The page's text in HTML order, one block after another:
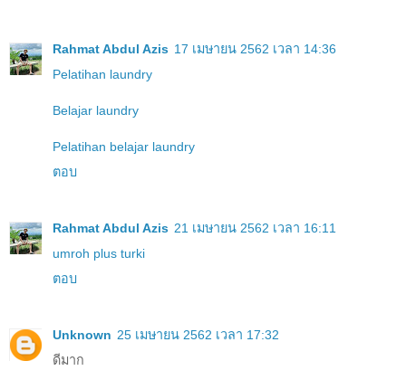
Rahmat Abdul Azis 17 เมษายน 2562 เวลา 14:36
Pelatihan laundry
Belajar laundry
Pelatihan belajar laundry
ตอบ
Rahmat Abdul Azis 21 เมษายน 2562 เวลา 16:11
umroh plus turki
ตอบ
Unknown 25 เมษายน 2562 เวลา 17:32
ดีมาก